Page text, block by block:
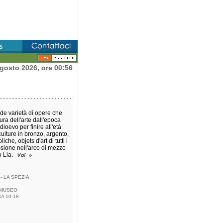
2026, ore 00:56
varietà dì opere che
dell'arte dall'epoca
per finire all'età
in bronzo, argento,
objets d'art di tutti i
nell'arco di mezzo
Lia.
LA SPEZIA
10-18